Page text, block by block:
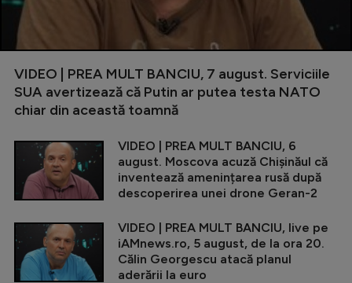
VIDEO | PREA MULT BANCIU, 7 august. Serviciile
SUA avertizează că Putin ar putea testa NATO
chiar din această toamnă
VIDEO | PREA MULT BANCIU, 6
august. Moscova acuză Chișinăul că
inventează amenințarea rusă după
descoperirea unei drone Geran-2
VIDEO | PREA MULT BANCIU, live pe
iAMnews.ro, 5 august, de la ora 20.
Călin Georgescu atacă planul
aderării la euro